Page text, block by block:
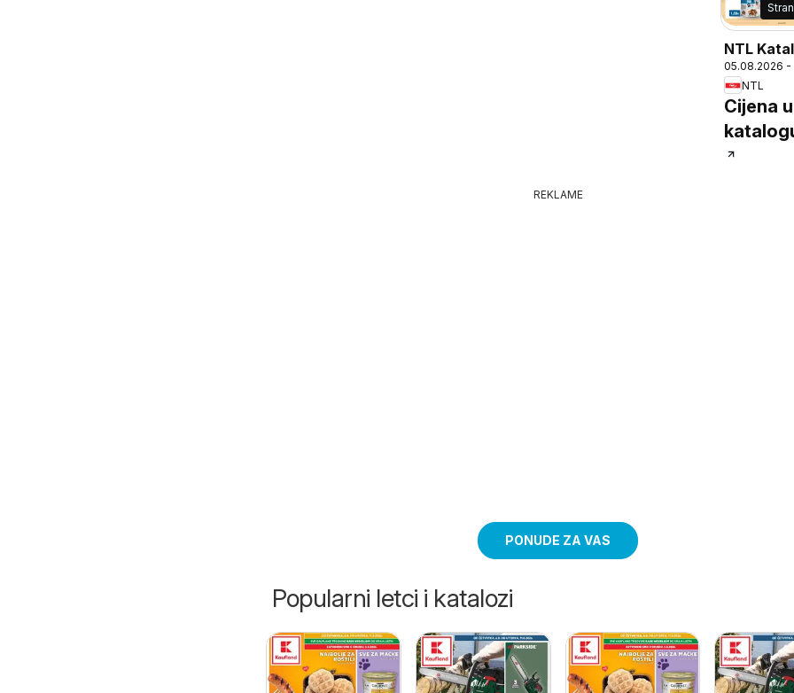
NTL
05.08.2026 -
NTL
Cijena u
REKLAME
PONUDE ZA VAS
Popularni letci i katalozi